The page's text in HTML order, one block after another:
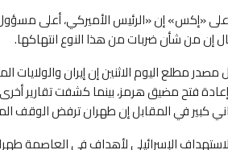
«إكس» إن «الرئيس الأميركي، أعلى مسؤول
إن من شأن ضربات من هذا النوع انتهاكها.
مطلع اليوم ​الاثنين إن إيران والولايات
كبير في المقابل إن طهران ترفض الوقف
الإسرائيلي لأهداف في العاصمة